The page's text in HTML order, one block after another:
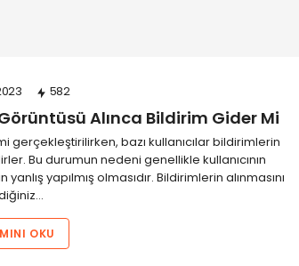
582
Alınca Bildirim Gider Mi
bazı kullanıcılar bildirimlerin
Bu durumun nedeni genellikle kullanıcının
yapılmış olmasıdır. Bildirimlerin alınmasını
OKU